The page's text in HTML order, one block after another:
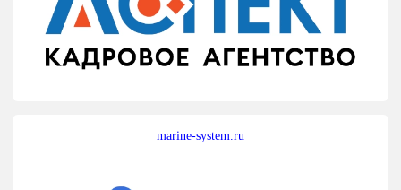
marine-system.ru